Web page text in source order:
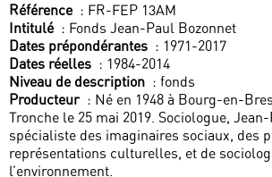
Référence : FR-FEP 13AM
Intitulé : Fonds Jean-Paul Bozonnet
Dates prépondérantes : 1971-2017
Dates réelles : 1984-2014
Niveau de description : fonds
Producteur : Né en 1948 à Bourg-en-
Tronche le 25 mai 2019. Sociologue,
spécialiste des imaginaires sociaux, des
représentations culturelles, et de
l’environnement.